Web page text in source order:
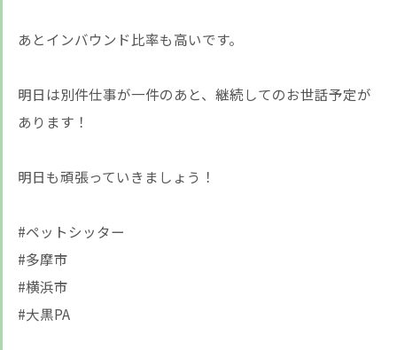
あとインバウンド比率も高いです。
明日は別件仕事が一件のあと、継続してのお世話予定が
あります！
明日も頑張っていきましょう！
#ペットシッター
#多摩市
#横浜市
#大黒PA